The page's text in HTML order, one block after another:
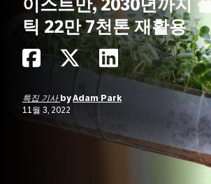
이스트만, 2030년까지
틱 22만 7천톤 재활용
특집 기사 byAdam Park
11월 3, 2022